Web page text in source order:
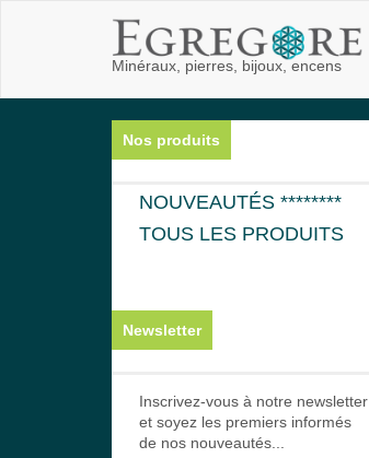
Minéraux, pierres, bijoux, encens
Nos produits
NOUVEAUTÉS ********
TOUS LES PRODUITS
Newsletter
Inscrivez-vous à notre newsletter
et soyez les premiers informés
de nos nouveautés...